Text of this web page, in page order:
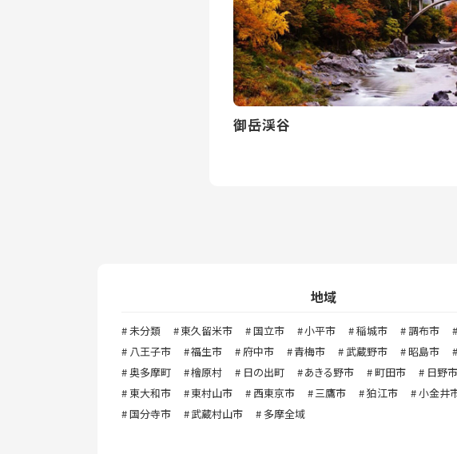
御岳渓谷
地域
未分類 東久留米市 国立市 小平市 稲城市 調布市
八王子市
福生市 府中市 青梅市 武蔵野市 昭島市
奥多摩町
檜原村 日の出町 あきる野市 町田市 日野市
東大和市
東村山市 西東京市 三鷹市 狛江市
小金井
国分寺市
武蔵村山市 多摩全域